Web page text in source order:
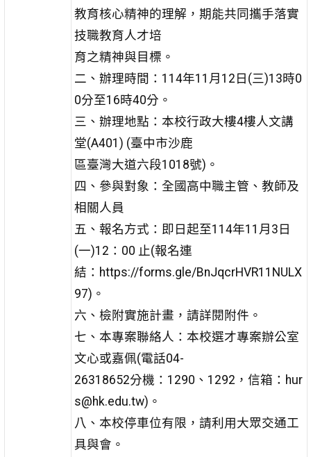
教育核心精神的理解，期能共同攜手落實
技職教育人才培
育之精神與目標。
二、辦理時間：114年11月12日(三)13時0
0分至16時40分。
三、辦理地點：本校行政大樓4樓人文講
堂(A401) (臺中市沙鹿
區臺灣大道六段1018號)。
四、參與對象：全國高中職主管、教師及
相關人員
五、報名方式：即日起至114年11月3日
(一)12：00 止(報名連
結：https://forms.gle/BnJqcrHVR11NULX
97)。
六、檢附實施計畫，請詳閱附件。
七、本專案聯絡人：本校選才專案辦公室
文心或嘉佩(電話04-
26318652分機：1290、1292，信箱：hur
s@hk.edu.tw)。
八、本校停車位有限，請利用大眾交通工
具與會。